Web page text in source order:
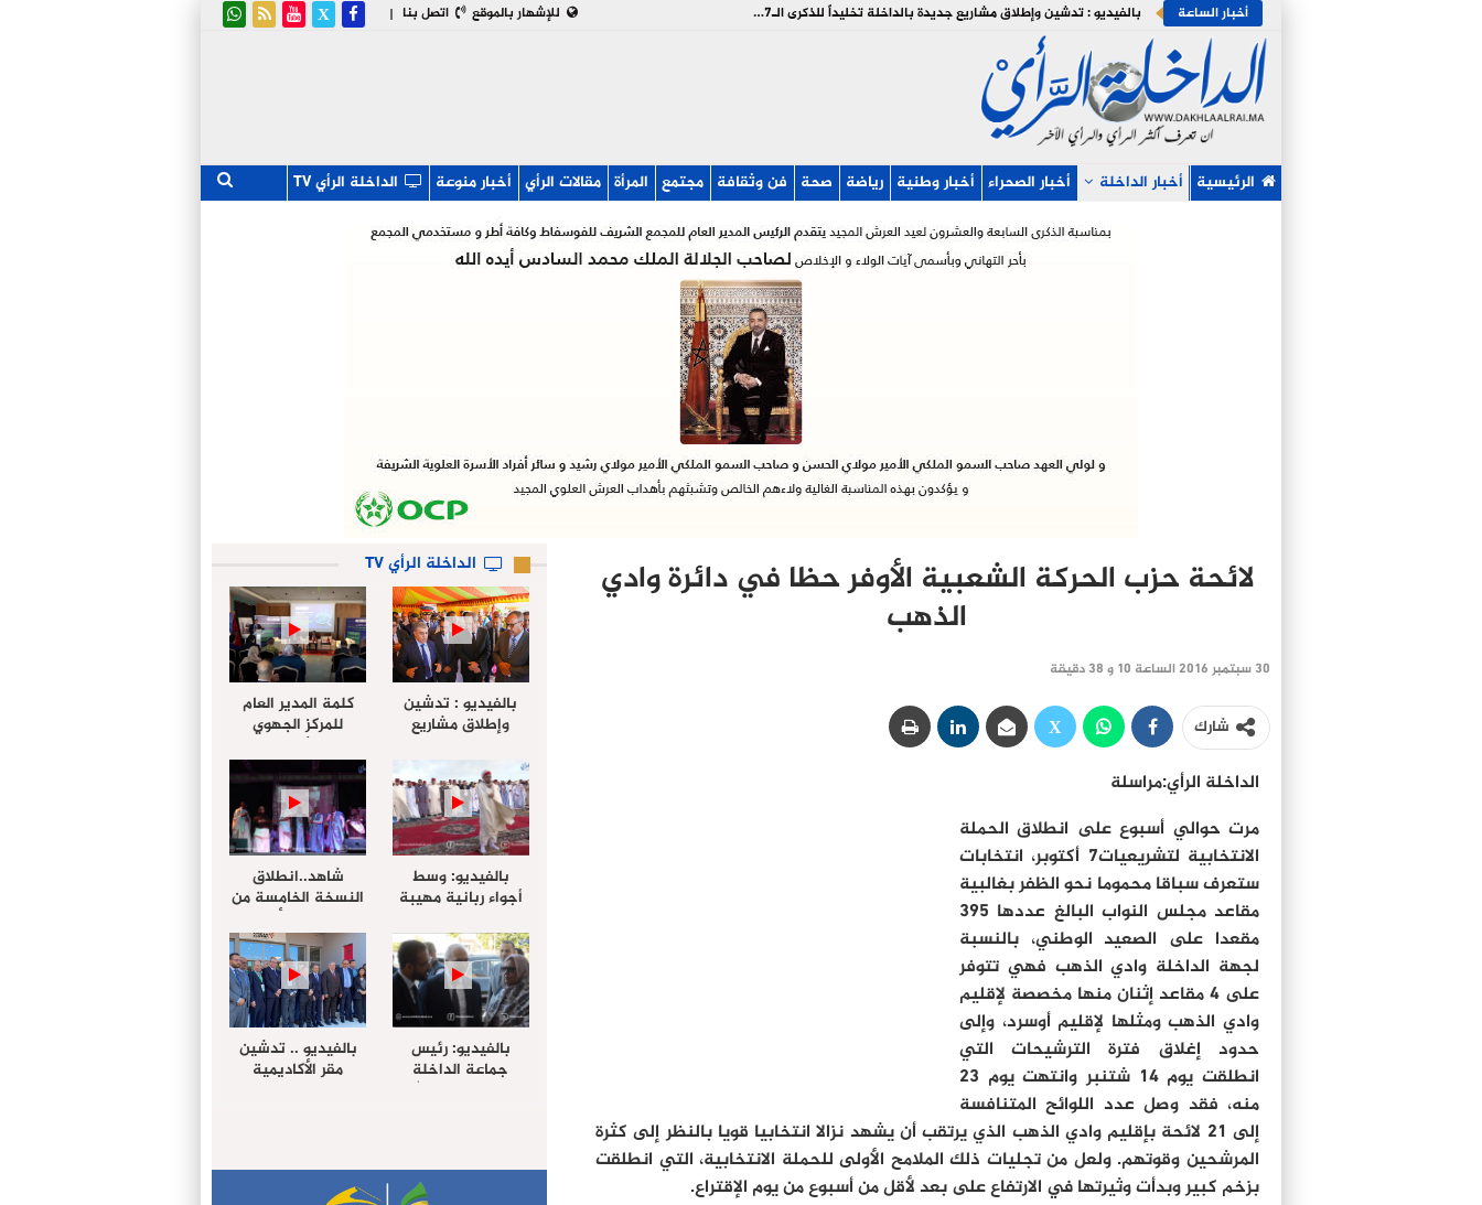
| اتصل بنا للإشهار بالموقع أخبار الساعة بالفيديو : تدشين وإطلاق مشاريع جديدة بالداخلة تخليداً للذكرى الـ27 لعيد العرش
الرئيسية أخبار الداخلة أخبار الصحراء أخبار وطنية رياضة صحة فن وثقافة مجتمع المرأة مقالات الرأي أخبار منوعة الداخلة الرأي TV
لائحة حزب الحركة الشعبية الأوفر حظا في دائرة وادي
الذهب
30 سبتمبر 2016 الساعة 10 و 38 دقيقة
شارك
الداخلة الرأي:مراسلة
مرت حوالي أسبوع على انطلاق الحملة
الانتخابية لتشريعيات7 أكتوبر، انتخابات
ستعرف سباقا محموما نحو الظفر بغالبية
مقاعد مجلس النواب البالغ عددها 395
مقعدا على الصعيد الوطني، بالنسبة
لجهة الداخلة وادي الذهب فهي تتوفر
على 4 مقاعد إثنان منها مخصصة لإقليم
وادي الذهب ومثلها لإقليم أوسرد، وإلى
حدود إغلاق فترة الترشيحات التي
انطلقت يوم 14 شتنبر وانتهت يوم 23
منه، فقد وصل عدد اللوائح المتنافسة
إلى 21 لائحة بإقليم وادي الذهب الذي يرتقب أن يشهد نزالا انتخابيا قويا بالنظر إلى كثرة
المرشحين وقوتهم. ولعل من تجليات ذلك الملامح الأولى للحملة الانتخابية، التي انطلقت
بزخم كبير وبدأت وثيرتها في الارتفاع على بعد لأقل من أسبوع من يوم الإقتراع.
الداخلة الرأي TV
بالفيديو : تدشين
وإطلاق مشاريع
لعيد العرش
كلمة المدير العام
للمركز الجهوي
للإستثمار خلال
أشغال لإجتماع
التقييمي للجنة
الجهوية الموحد
لإستثمار بجهة
الداخلة…
بالفيديو: وسط
أجواء ربانية مهيبة
علي خليل ” يؤدي
صلاة عيد الفطر مع
جموع المصلين
شاهد..انطلاق
النسخة الخامسة من
مهرجان “الأمداح
النبوية” المنظم من
طرف مجلس جهة
الداخلة وادي الذهب
بالفيديو: رئيس
جماعة الداخلة
الراغب حرمة الله
الامريكية
بالفيديو .. تدشين
مقر الأكاديمية